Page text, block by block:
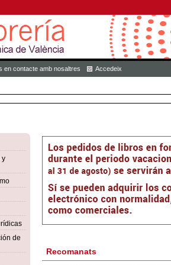
en contacte amb nosaltres Accedeix
y
de
Recomanats